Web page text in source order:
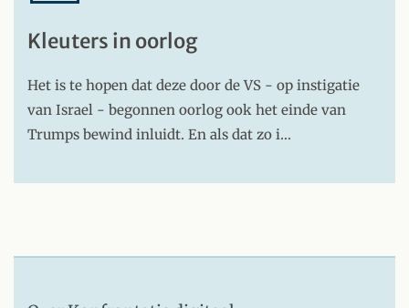
Kleuters in oorlog
Het is te hopen dat deze door de VS - op instigatie
van Israel - begonnen oorlog ook het einde van
Trumps bewind inluidt. En als dat zo i…